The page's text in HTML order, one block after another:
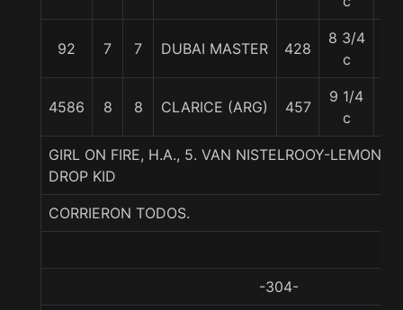
92 7 7 DUBAI MASTER 428
8 3/4
c
4586 8 8 CLARICE (ARG) 457
9 1/4
c
GIRL ON FIRE, H.A., 5. VAN NISTELROOY-LEMON
DROP KID
CORRIERON TODOS.
-304-